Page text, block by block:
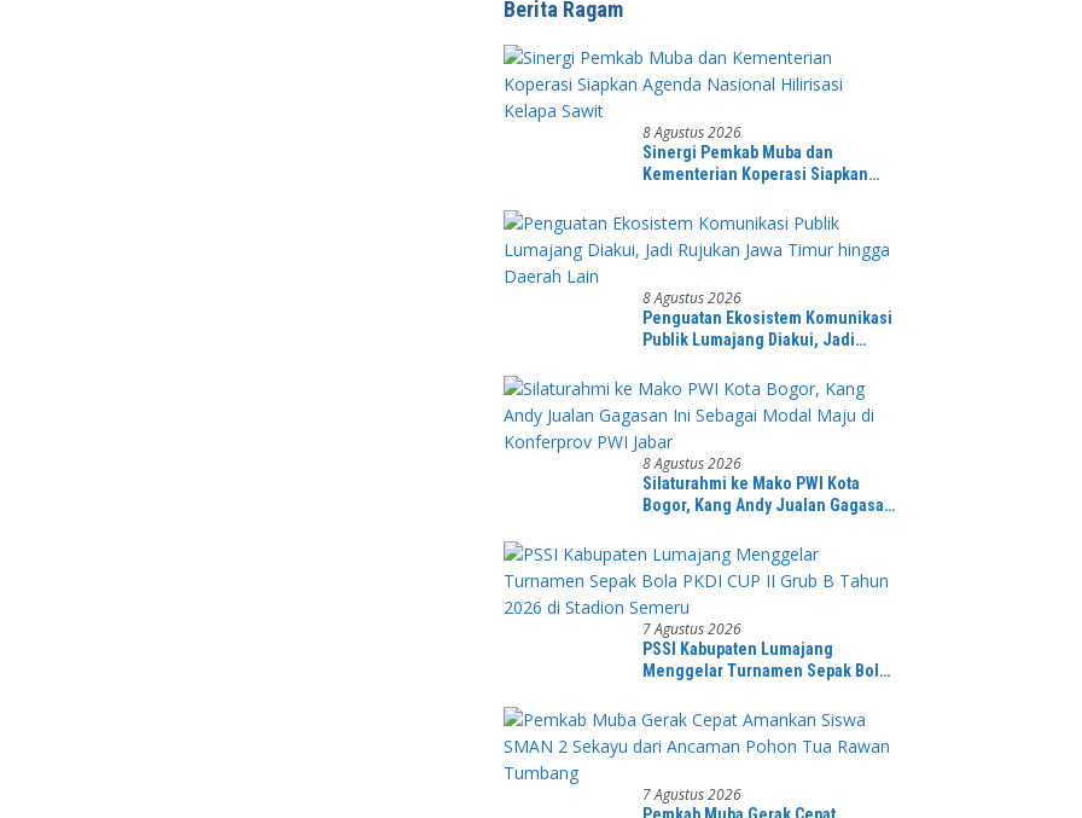
Berita Ragam
8 Agustus 2026
Sinergi Pemkab Muba dan
Kementerian Koperasi Siapkan
Sawit
8 Agustus 2026
Penguatan Ekosistem Komunikasi
Publik Lumajang Diakui, Jadi
Daerah Lain
8 Agustus 2026
Silaturahmi ke Mako PWI Kota
Bogor, Kang Andy Jualan Gagasan
Konferprov PWI Jabar
7 Agustus 2026
PSSI Kabupaten Lumajang
Menggelar Turnamen Sepak Bola
Stadion Semeru
7 Agustus 2026